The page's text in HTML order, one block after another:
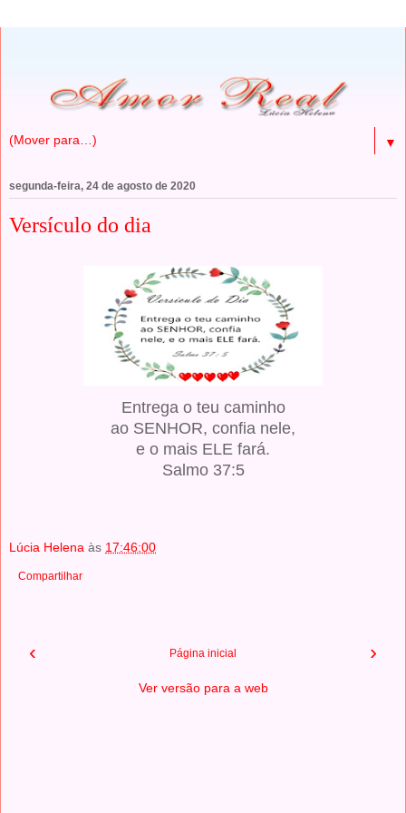
▼
segunda-feira, 24 de agosto de 2020
Versículo do dia
Entrega o teu caminho
ao SENHOR, confia nele,
e o mais ELE fará.
Salmo 37:5
Lúcia Helena às 17:46:00
Compartilhar
‹ ›
Página inicial
Ver versão para a web